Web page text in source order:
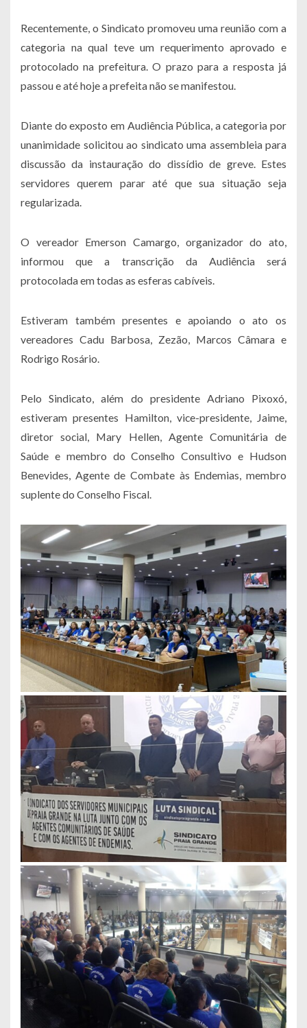
Recentemente, o Sindicato promoveu uma reunião com a
categoria na qual teve um requerimento aprovado e
protocolado na prefeitura. O prazo para a resposta já
passou e até hoje a prefeita não se manifestou.
Diante do exposto em Audiência Pública, a categoria por
unanimidade solicitou ao sindicato uma assembleia para
discussão da instauração do dissídio de greve. Estes
servidores querem parar até que sua situação seja
regularizada.
O vereador Emerson Camargo, organizador do ato,
informou que a transcrição da Audiência será
protocolada em todas as esferas cabíveis.
Estiveram também presentes e apoiando o ato os
vereadores Cadu Barbosa, Zezão, Marcos Câmara e
Rodrigo Rosário.
Pelo Sindicato, além do presidente Adriano Pixoxó,
estiveram presentes Hamilton, vice-presidente, Jaime,
diretor social, Mary Hellen, Agente Comunitária de
Saúde e membro do Conselho Consultivo e Hudson
Benevides, Agente de Combate às Endemias, membro
suplente do Conselho Fiscal.